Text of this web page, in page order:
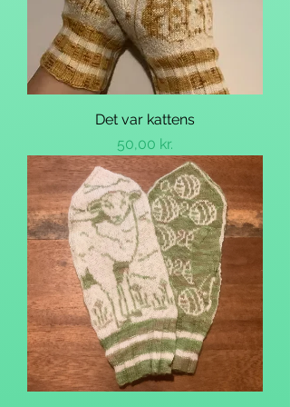
Det var kattens
Pris
50,00 kr.